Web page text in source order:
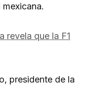
revela que la F1
presidente de la